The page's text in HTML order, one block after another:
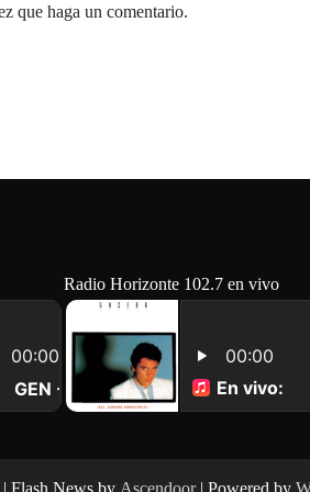
que haga un comentario.
Radio Horizonte 102.7 en vivo